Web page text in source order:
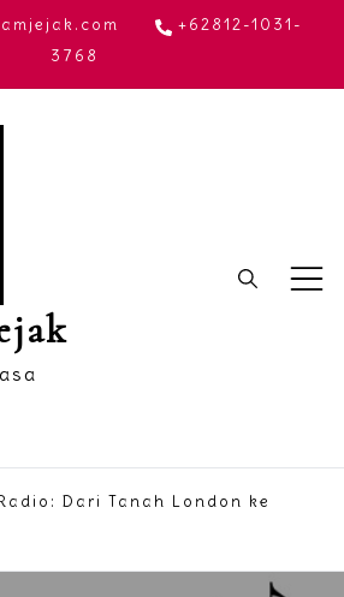
+62812-1031-
3768
Dari Tanah London ke